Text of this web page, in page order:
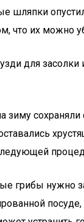
шляпки
что их можно
для
зиму
грибы нужно
посуде,